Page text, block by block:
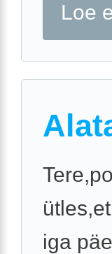
Loe
iga